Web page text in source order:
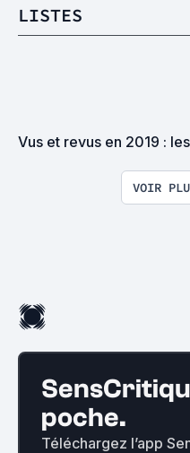
LISTES
Vus et revus en 2019 :
VOIR
poche.
Téléchargez l’app